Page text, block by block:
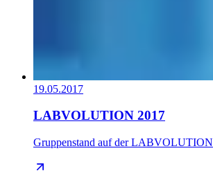
19.05.2017
LABVOLUTION 2017
Gruppenstand auf der LABVOLUTION